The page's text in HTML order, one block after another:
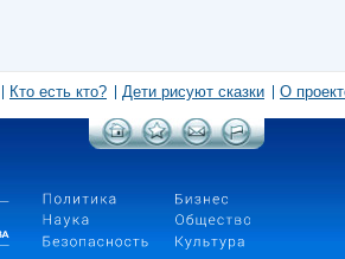
Кто есть кто? Дети рисуют сказки О